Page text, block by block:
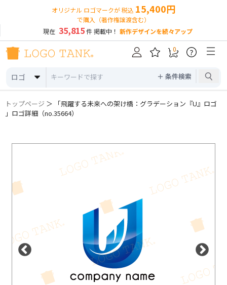
オリジナル ロゴマークが 税込 15,400円
で購入（著作権譲渡含む）
現在 35,815件 掲載中！ 新作デザインを続々アップ
ロゴ ＋ 条件検索
0 ?
トップページ ＞ 「飛躍する未来への架け橋：グラデーション『U』ロゴ
」ロゴ詳細（no.35664）